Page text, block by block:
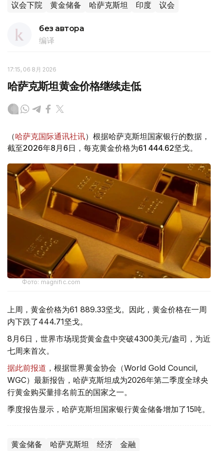
议会下院 黄金储备 哈萨克斯坦 印度 议会
без автора
编译
17:15, 06 8月 2026
哈萨克斯坦黄金价格继续走低
（哈萨克国际通讯社讯）根据哈萨克斯坦国家银行的数据，
截至2026年8月6日，每克黄金价格为61 444.62坚戈。
Фото: magnific.com
上周，黄金价格为61 889.33坚戈。因此，黄金价格在一周
内下跌了444.71坚戈。
8月6日，世界市场现货黄金盘中突破4300美元/盎司，为近
七周来首次。
据此前报道 ，根据世界黄金协会（World Gold Council,
WGC）最新报告，哈萨克斯坦成为2026年第二季度全球央
行黄金购买量排名前五的国家之一。
季度报告显示，哈萨克斯坦国家银行黄金储备增加了15吨。
黄金储备 哈萨克斯坦 经济 金融